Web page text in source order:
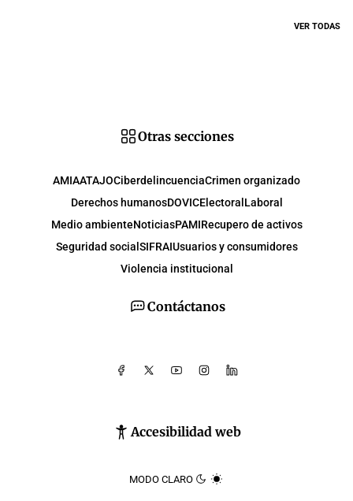
VER TODAS
Contáctanos
Accesibilidad web
MODO CLARO
Otras secciones
AMIAATAJOCiberdelincuenciaCrimen organizado
Derechos humanosDOVICElectoralLaboral
Medio ambienteNoticiasPAMIRecupero de activos
Seguridad socialSIFRAIUsuarios y consumidores
Violencia institucional